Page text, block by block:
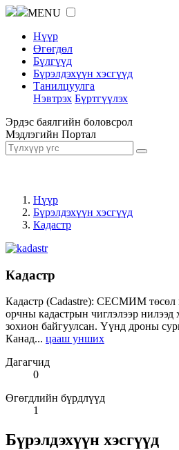
MENU
Нүүр
Өгөгдөл
Бүлгүүд
Бүрэлдэхүүн хэсгүүд
Танилцуулга
Нэвтрэх Бүртгүүлэх
Эрдэс баялгийн боловсрол
Мэдлэгийн Портал
Нүүр
Бүрэлдэхүүн хэсгүүд
Кадастр
Кадастр
Кадастр (Cadastre): СЕСМИМ төсөл
орчны кадастрын чиглэлээр нилээд
зохион байгуулсан. Үүнд дроны
Канад... цааш унших
Дагагчид
0
Өгөгдлийн бүрдлүүд
1
Бүрэлдэхүүн хэсгүүд